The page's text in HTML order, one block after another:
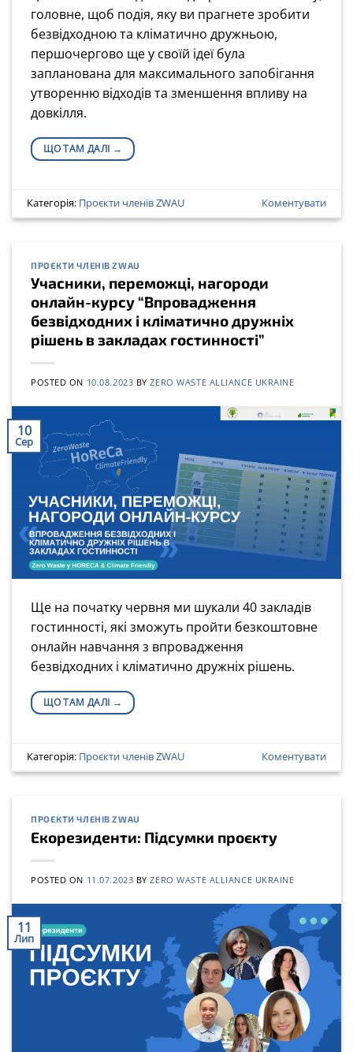
головне, щоб подія, яку ви прагнете зробити
безвідходною та кліматично дружньою,
першочергово ще у своїй ідеї була
запланована для максимального запобігання
утворенню відходів та зменшення впливу на
довкілля.
ЩО ТАМ ДАЛІ →
Категорія: Проєкти членів ZWAU Коментувати
ПРОЄКТИ ЧЛЕНІВ ZWAU
Учасники, переможці, нагороди
онлайн-курсу “Впровадження
безвідходних і кліматично дружніх
рішень в закладах гостинності”
POSTED ON 10.08.2023 BYZERO WASTE ALLIANCE UKRAINE
10
Сер
Ще на початку червня ми шукали 40 закладів
гостинності, які зможуть пройти безкоштовне
онлайн навчання з впровадження
безвідходних і кліматично дружніх рішень.
ЩО ТАМ ДАЛІ →
Категорія: Проєкти членів ZWAU Коментувати
ПРОЄКТИ ЧЛЕНІВ ZWAU
Екорезиденти: Підсумки проєкту
POSTED ON 11.07.2023 BYZERO WASTE ALLIANCE UKRAINE
11
Лип